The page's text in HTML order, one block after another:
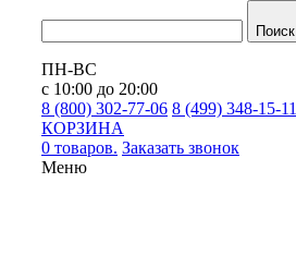
Поиск
ПН-ВС
с 10:00 до 20:00
8 (800) 302-77-06 8 (499) 348-15-11
КОРЗИНА
0 товаров. Заказать звонок
Меню